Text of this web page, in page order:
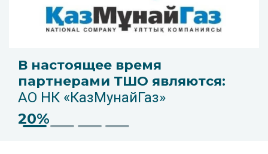
В настоящее время
партнерами ТШО являются:
АО НК «КазМунайГаз»
20%